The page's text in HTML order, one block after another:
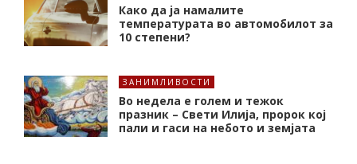
Како да ја намалите
температурата во автомобилот за
10 степени?
ЗАНИМЛИВОСТИ
Во недела е голем и тежок
празник – Свети Илија, пророк кој
пали и гаси на небото и земјата